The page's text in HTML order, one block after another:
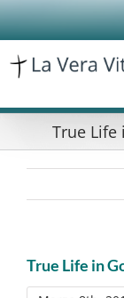
Skip
to
content
True Life
True Life in